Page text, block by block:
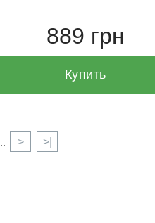
889 грн
Купить
> >|